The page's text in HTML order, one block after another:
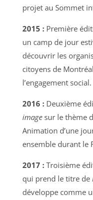
projet au Sommet
2015 :Première
un camp de jour
découvrir les
citoyens de
l’engagement social.
2016 : Deuxième
imagesur le thème
Animation d’une
ensemble durant le
2017 :Troisième
qui prend le titre de
développe comme